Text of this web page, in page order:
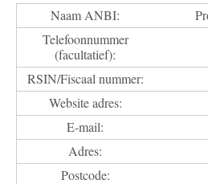
Naam ANBI:
Telefoonnummer
(facultatief):
RSIN/Fiscaal nummer:
Website adres:
E-mail:
Adres:
Postcode: